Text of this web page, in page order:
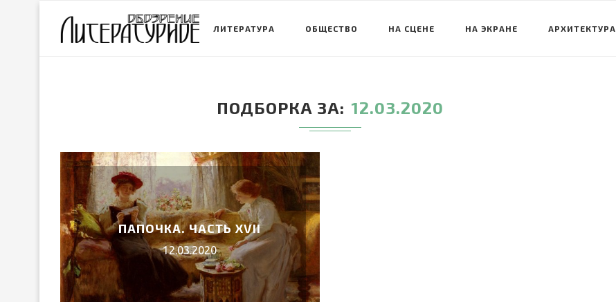
ЛИТЕРАТУРА ОБЩЕСТВО НА СЦЕНЕ НА ЭКРАНЕ АРХИТЕКТУРА
ПОДБОРКА ЗА 12.03.2020
ПАПОЧКА. ЧАСТЬ ХVII
12.03.2020